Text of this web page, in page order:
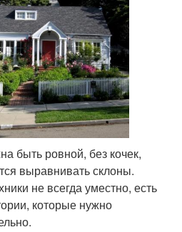
быть ровной, без кочек,
выравнивать склоны.
не всегда уместно, есть
которые нужно